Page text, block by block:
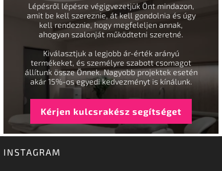
Lépésről lépésre végigvezetjük Önt mindazon,
amit be kell szereznie, át kell gondolnia és úgy
kell rendeznie, hogy megfeleljen annak,
ahogyan szalonját működtetni szeretné.
Kiválasztjuk a legjobb ár-érték arányú
termékeket, és személyre szabott csomagot
állítunk össze Önnek. Nagyobb projektek esetén
akár 15%-os egyedi kedvezményt is kínálunk.
Kérjen kulcsrakész segítséget
INSTAGRAM